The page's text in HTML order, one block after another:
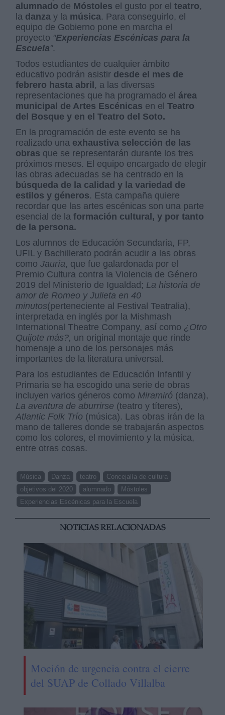
alumnado de Móstoles el gusto por elteatro,
la danza y la música. Para conseguirlo, el
equipo de Gobierno pone en marcha el
proyecto "Experiencias Escénicas para la
Escuela".
Todos estudiantes de cualquier ámbito
educativo podrán asistir desde el mes de
febrero hasta abril, a las diversas
representaciones que ha programado el área
municipal de Artes Escénicas en elTeatro
del Bosque y en el Teatro del Soto.
En la programación de este evento se ha
realizado una exhaustiva selección de las
obras que se representarán durante los tres
próximos meses. El equipo encargado de elegir
las obras adecuadas se ha centrado en la
búsqueda de la calidad y la variedad de
estilos y géneros. Esta campaña quiere
recordar que las artes escénicas son una parte
esencial de laformación cultural, y por tanto
de la persona.
Los alumnos de Educación Secundaria, FP,
UFIL y Bachillerato podrán acudir a las obras
comoJauría, que fue galardonada por el
Premio Cultura contra la Violencia de Género
2019 del Ministerio de Igualdad; La historia de
amor de Romeo y Julieta en 40
minutos(perteneciente al Festival Teatralia),
interpretada en inglés por la Mishmash
International Theatre Company, así como ¿Otro
Quijote más?, un original montaje que rinde
homenaje a uno de los personajes más
importantes de la literatura universal.
Para los estudiantes de Educación Infantil y
Primaria se ha escogido una serie de obras
incluyen varios géneros como Miramiró (danza),
La aventura de aburrirse (teatro y títeres),
Atlantic Folk Trío (música). Las obras irán de la
mano de talleres donde se trabajarán aspectos
como los colores, el movimiento y la música,
entre otras cosas.
Música Danza teatro
Concejalía de cultura
objetivos del 2020
alumnado
Móstoles
Experiencias Escénicas para la Escuela
NOTICIAS RELACIONADAS
Moción de urgencia contra el cierre
del SUAP de Collado Villalba